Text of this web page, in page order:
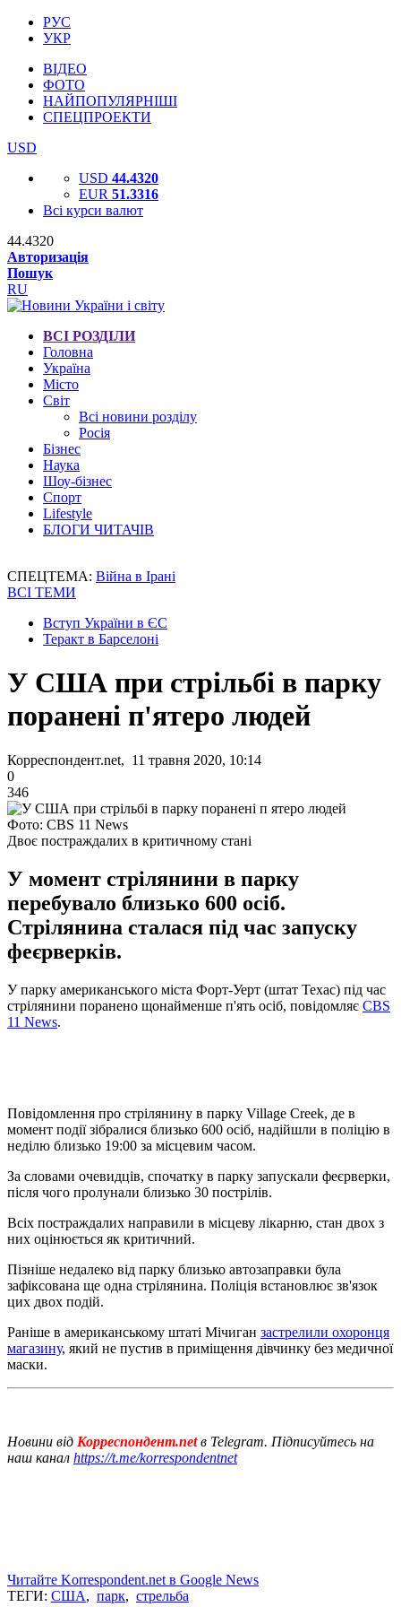
РУС
УКР
ВІДЕО
ФОТО
НАЙПОПУЛЯРНІШІ
СПЕЦПРОЕКТИ
USD
USD 44.4320
EUR 51.3316
Всі курси валют
44.4320
Авторизація
Пошук
RU
ВСІ РОЗДІЛИ
Головна
Україна
Місто
Світ
Всі новини розділу
Росія
Бізнес
Наука
Шоу-бізнес
Спорт
Lifestyle
БЛОГИ ЧИТАЧІВ
СПЕЦТЕМА: Війна в Ірані
ВСІ ТЕМИ
Вступ України в ЄС
Теракт в Барселоні
У США при стрільбі в парку
поранені п'ятеро людей
Корреспондент.net, 11 травня 2020, 10:14
0
346
Фото: CBS 11 News
Двоє постраждалих в критичному стані
У момент стрілянини в парку
перебувало близько 600 осіб.
Стрілянина сталася під час запуску
феєрверків.
У парку американського міста Форт-Уерт (штат Техас) під час
стрілянини поранено щонайменше п'ять осіб, повідомляє CBS
11 News.
Повідомлення про стрілянину в парку Village Creek, де в
момент події зібралися близько 600 осіб, надійшли в поліцію в
неділю близько 19:00 за місцевим часом.
За словами очевидців, спочатку в парку запускали феєрверки,
після чого пролунали близько 30 пострілів.
Всіх постраждалих направили в місцеву лікарню, стан двох з
них оцінюється як критичний.
Пізніше недалеко від парку близько автозаправки була
зафіксована ще одна стрілянина. Поліція встановлює зв'язок
цих двох подій.
Раніше в американському штаті Мічиган застрелили охоронця
магазину, який не пустив в приміщення дівчинку без медичної
маски.
Новини від Корреспондент.netв Telegram. Підписуйтесь на
наш канал https://t.me/korrespondentnet
Читайте Korrespondent.net в Google News
ТЕГИ: США, парк, стрельба